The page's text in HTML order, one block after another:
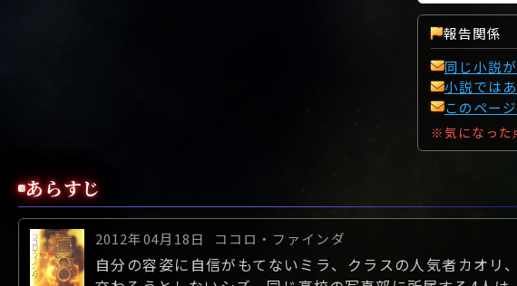
報告関係
同じ小説
小説では
このペー
※気になった
あらすじ
2012年04月18日 ココロ・ファインダ
自分の容姿に自信がもてないミラ、クラスの人気者カオ